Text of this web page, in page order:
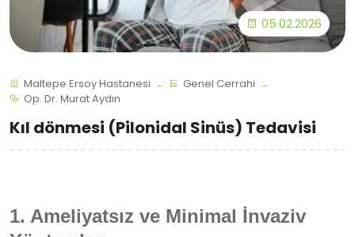
05.02.2026
Maltepe Ersoy Hastanesi
Genel Cerrahi
Op. Dr. Murat Aydın
Kıl dönmesi (Pilonidal Sinüs) Tedavisi
1. Ameliyatsız ve Minimal İnvaziv